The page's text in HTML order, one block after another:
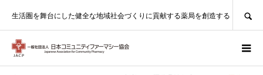
生活圏を舞台にした健全な地域社会づくりに貢献する薬局を創造する